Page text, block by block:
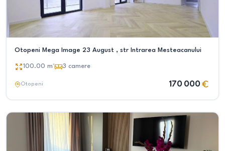
Otopeni Mega Image 23 August , str Intrarea Mesteacanului
100.00 m² 3 camere
Otopeni 170 000